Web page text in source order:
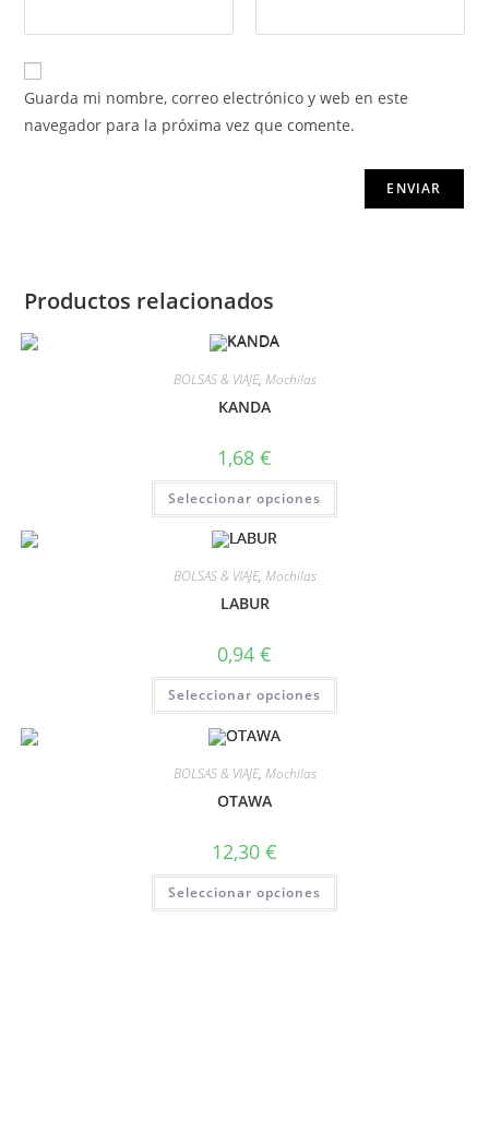
Guarda mi nombre, correo electrónico y web en este
navegador para la próxima vez que comente.
Productos relacionados
BOLSAS & VIAJE, Mochilas
KANDA
1,68 €
Seleccionar opciones
BOLSAS & VIAJE, Mochilas
LABUR
0,94 €
Seleccionar opciones
BOLSAS & VIAJE, Mochilas
OTAWA
12,30 €
Seleccionar opciones